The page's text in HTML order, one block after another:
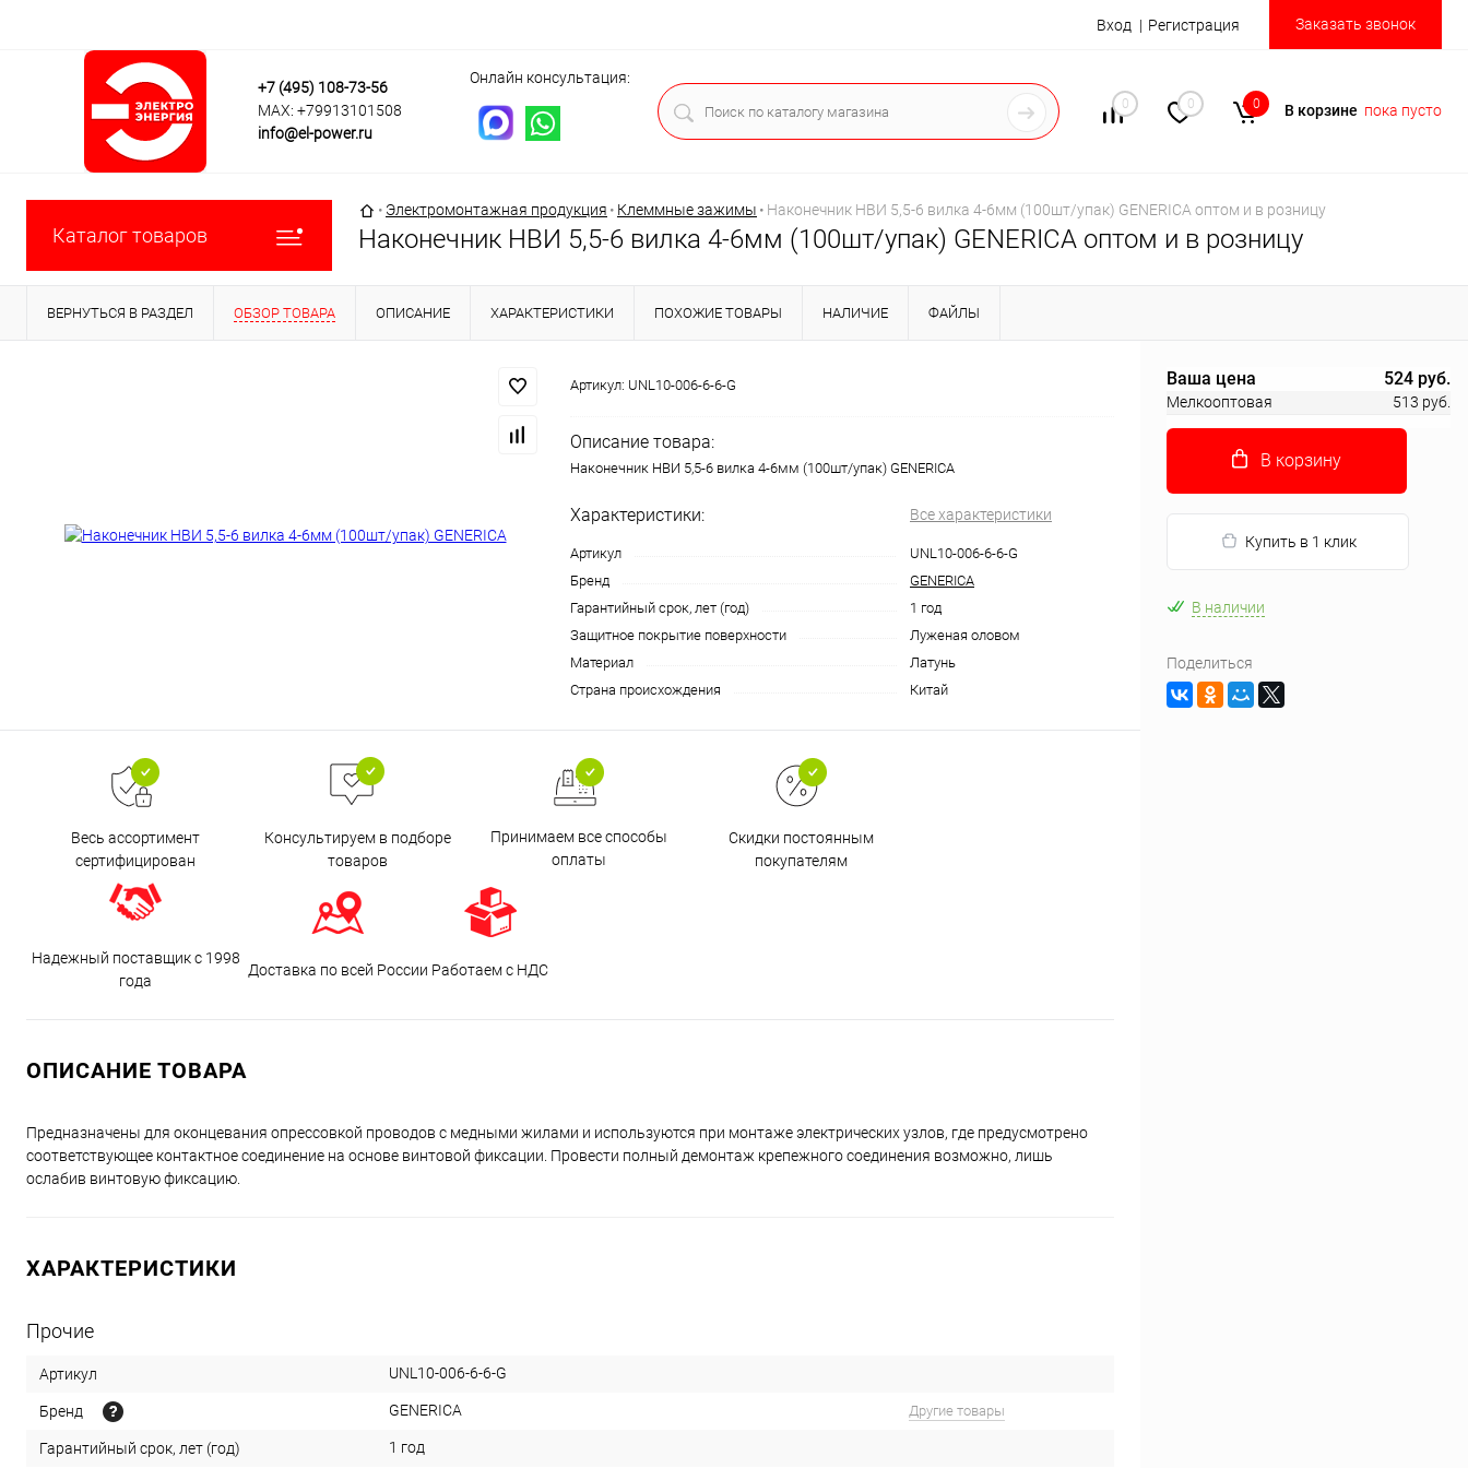
Вход Регистрация Заказать звонок
+7 (495) 108-73-56
MAX: +79913101508
info@el-power.ru
Онлайн консультация:
0 0 0 В корзине пока пусто
Каталог товаров
Главная страница
• Электромонтажная продукция • Клеммные зажимы • Наконечник НВИ 5,5-6 вилка 4-6мм (100шт/упак) GENERICA оптом и в розницу
Наконечник НВИ 5,5-6 вилка 4-6мм (100шт/упак) GENERICA оптом и в розницу
ВЕРНУТЬСЯ В РАЗДЕЛ ОБЗОР ТОВАРА ОПИСАНИЕ ХАРАКТЕРИСТИКИ ПОХОЖИЕ ТОВАРЫ НАЛИЧИЕ ФАЙЛЫ
Артикул: UNL10-006-6-6-G
Описание товара:
Наконечник НВИ 5,5-6 вилка 4-6мм (100шт/упак) GENERICA
Характеристики: Все характеристики
Артикул
UNL10-006-6-6-G
Бренд
GENERICA
Гарантийный срок, лет (год)
1 год
Защитное покрытие поверхности
Луженая оловом
Материал
Латунь
Страна происхождения
Китай
Весь ассортимент
сертифицирован
Консультируем в подборе
товаров
Принимаем все способы
оплаты
Скидки постоянным
покупателям
Надежный поставщик с 1998
года
Доставка по всей России Работаем с НДС
ОПИСАНИЕ ТОВАРА
Предназначены для оконцевания опрессовкой проводов с медными жилами и используются при монтаже электрических узлов, где предусмотрено
соответствующее контактное соединение на основе винтовой фиксации. Провести полный демонтаж крепежного соединения возможно, лишь
ослабив винтовую фиксацию.
ХАРАКТЕРИСТИКИ
Прочие
Артикул UNL10-006-6-6-G
Бренд GENERICA Другие товары
Гарантийный срок, лет (год) 1 год
Ваша цена 524 руб.
Мелкооптовая 513 руб.
В корзину
Купить в 1 клик
В наличии
Поделиться